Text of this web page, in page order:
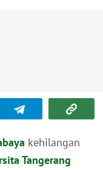
kehilangan
Tangerang